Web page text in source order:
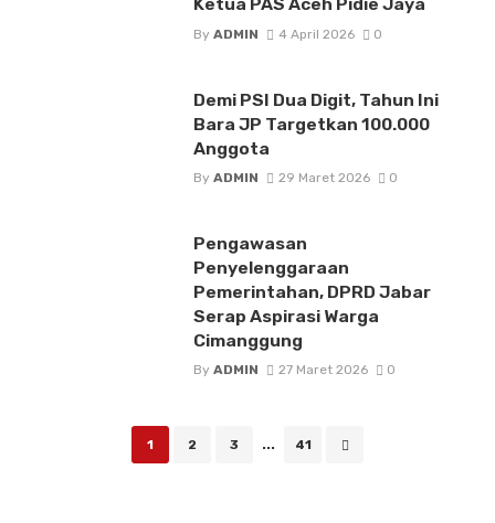
Ketua PAS Aceh Pidie Jaya
By ADMIN 4 April 2026 0
Demi PSI Dua Digit, Tahun Ini
Bara JP Targetkan 100.000
Anggota
By ADMIN 29 Maret 2026 0
Pengawasan
Penyelenggaraan
Pemerintahan, DPRD Jabar
Serap Aspirasi Warga
Cimanggung
By ADMIN 27 Maret 2026 0
1 2 3 ... 41